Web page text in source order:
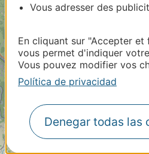
Vous adresser des
En cliquant sur "Accepter
vous permet d'indiquer
Vous pouvez modifier vos
Política de privacidad
Denegar todas las